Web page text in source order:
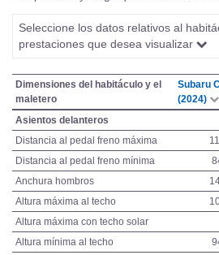
Seleccione los datos relativos al
prestaciones que desea visualizar
Dimensiones del habitáculo y el
maletero
Subaru
(2024)
Asientos delanteros
Distancia al pedal freno máxima
Distancia al pedal freno mínima
Anchura hombros
Altura máxima al techo
Altura máxima con techo solar
Altura mínima al techo